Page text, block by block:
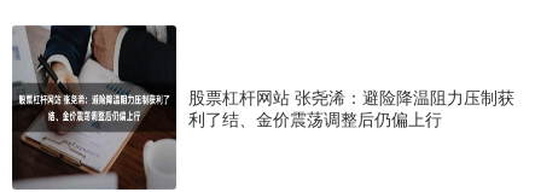
股票杠杆网站 张尧浠：避险降温阻力压制获
利了结、金价震荡调整后仍偏上行